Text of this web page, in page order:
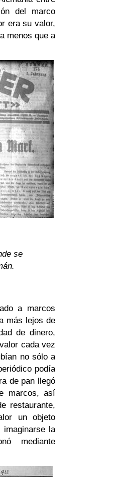
del marco
era su valor,
menos que a
se
a marcos
más lejos de
de dinero,
cada vez
no sólo a
podía
de pan llegó
marcos, así
restaurante,
un objeto
imaginarse la
mediante